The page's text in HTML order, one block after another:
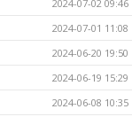
2024-07-02 09:46
2024-07-01 11:08
2024-06-20 19:50
2024-06-19 15:29
2024-06-08 10:35